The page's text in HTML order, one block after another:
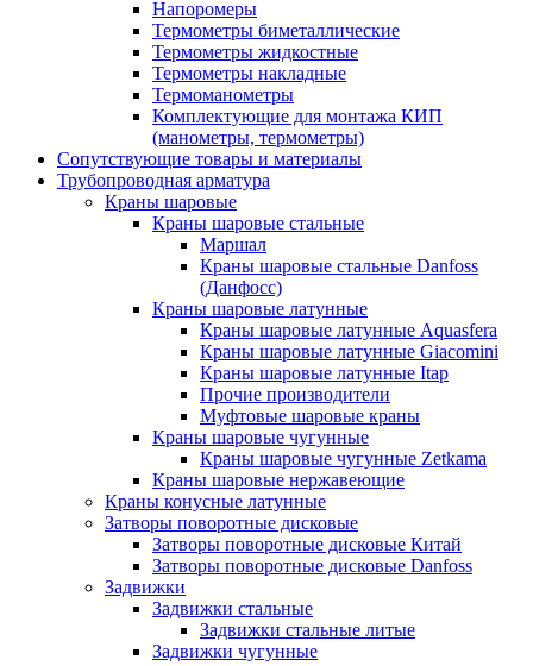
Напоромеры
Термометры биметаллические
Термометры жидкостные
Термометры накладные
Термоманометры
Комплектующие для монтажа КИП
(манометры, термометры)
Сопутствующие товары и материалы
Трубопроводная арматура
Краны шаровые
Краны шаровые стальные
Маршал
Краны шаровые стальные Danfoss
(Данфосс)
Краны шаровые латунные
Краны шаровые латунные Aquasfera
Краны шаровые латунные Giacomini
Краны шаровые латунные Itap
Прочие производители
Муфтовые шаровые краны
Краны шаровые чугунные
Краны шаровые чугунные Zetkama
Краны шаровые нержавеющие
Краны конусные латунные
Затворы поворотные дисковые
Затворы поворотные дисковые Китай
Затворы поворотные дисковые Danfoss
Задвижки
Задвижки стальные
Задвижки стальные литые
Задвижки чугунные